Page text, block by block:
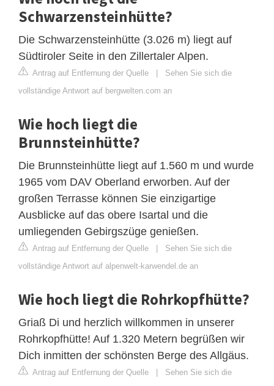
Schwarzensteinhütte?
Die Schwarzensteinhütte (3.026 m) liegt auf
Südtiroler Seite in den Zillertaler Alpen.
Antrag auf Entfernung der Quelle | Sehen Sie sich die
vollständige Antwort auf bergwelten.com an
Wie hoch liegt die
Brunnsteinhütte?
Die Brunnsteinhütte liegt auf 1.560 m und wurde
1965 vom DAV Oberland erworben. Auf der
großen Terrasse können Sie einzigartige
Ausblicke auf das obere Isartal und die
umliegenden Gebirgszüge genießen.
Antrag auf Entfernung der Quelle | Sehen Sie sich die
vollständige Antwort auf alpenwelt-karwendel.de an
Wie hoch liegt die Rohrkopfhütte?
Griaß Di und herzlich willkommen in unserer
Rohrkopfhütte! Auf 1.320 Metern begrüßen wir
Dich inmitten der schönsten Berge des Allgäus.
Antrag auf Entfernung der Quelle | Sehen Sie sich die